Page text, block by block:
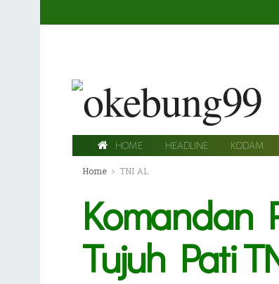
HOME HEADLINE KODAM
Home TNI AL
Komandan
Tujuh Pati